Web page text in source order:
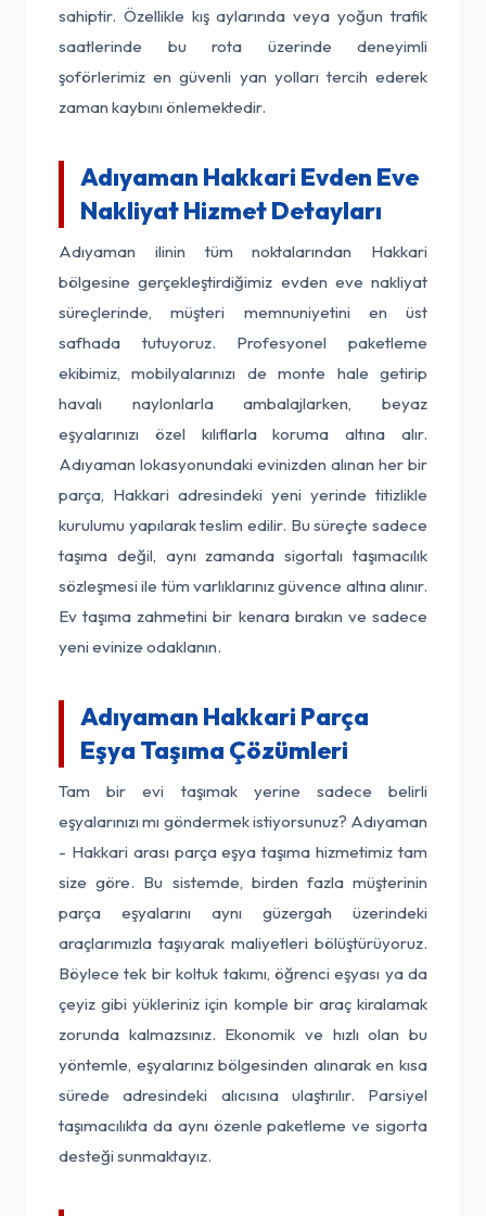
sahiptir. Özellikle kış aylarında veya yoğun trafik
saatlerinde bu rota üzerinde deneyimli
şoförlerimiz en güvenli yan yolları tercih ederek
zaman kaybını önlemektedir.
Adıyaman Hakkari Evden Eve
Nakliyat Hizmet Detayları
Adıyaman ilinin tüm noktalarından Hakkari
bölgesine gerçekleştirdiğimiz evden eve nakliyat
süreçlerinde, müşteri memnuniyetini en üst
safhada tutuyoruz. Profesyonel paketleme
ekibimiz, mobilyalarınızı de monte hale getirip
havalı naylonlarla ambalajlarken, beyaz
eşyalarınızı özel kılıflarla koruma altına alır.
Adıyaman lokasyonundaki evinizden alınan her bir
parça, Hakkari adresindeki yeni yerinde titizlikle
kurulumu yapılarak teslim edilir. Bu süreçte sadece
taşıma değil, aynı zamanda sigortalı taşımacılık
sözleşmesi ile tüm varlıklarınız güvence altına alınır.
Ev taşıma zahmetini bir kenara bırakın ve sadece
yeni evinize odaklanın.
Adıyaman Hakkari Parça
Eşya Taşıma Çözümleri
Tam bir evi taşımak yerine sadece belirli
eşyalarınızı mı göndermek istiyorsunuz? Adıyaman
- Hakkari arası parça eşya taşıma hizmetimiz tam
size göre. Bu sistemde, birden fazla müşterinin
parça eşyalarını aynı güzergah üzerindeki
araçlarımızla taşıyarak maliyetleri bölüştürüyoruz.
Böylece tek bir koltuk takımı, öğrenci eşyası ya da
çeyiz gibi yükleriniz için komple bir araç kiralamak
zorunda kalmazsınız. Ekonomik ve hızlı olan bu
yöntemle, eşyalarınız bölgesinden alınarak en kısa
sürede adresindeki alıcısına ulaştırılır. Parsiyel
taşımacılıkta da aynı özenle paketleme ve sigorta
desteği sunmaktayız.